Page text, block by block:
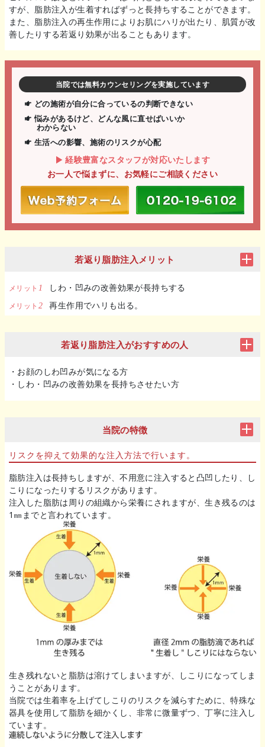
すが、脂肪注入が生着すればずっと長持ちすることができます。
また、脂肪注入の再生作用によりお肌にハリが出たり、肌質が改
善したりする若返り効果が出ることもあります。
当院では無料カウンセリングを実施しています
どの施術が自分に合っているの判断できない
悩みがあるけど、どんな風に直せばいいか
わからない
生活への影響、施術のリスクが心配
経験豊富なスタッフが対応いたします
お一人で悩まずに、お気軽にご相談ください
若返り脂肪注入メリット
しわ・凹みの改善効果が長持ちする
再生作用でハリも出る。
若返り脂肪注入がおすすめの人
・お顔のしわ凹みが気になる方
・しわ・凹みの改善効果を長持ちさせたい方
当院の特徴
リスクを抑えて効果的な注入方法で行います。
脂肪注入は長持ちしますが、不用意に注入すると凸凹したり、し
こりになったりするリスクがあります。
注入した脂肪は周りの組織から栄養にされますが、生き残るのは
1㎜までと言われています。
生き残れないと脂肪は溶けてしまいますが、しこりになってしま
うことがあります。
当院では生着率を上げてしこりのリスクを減らすために、特殊な
器具を使用して脂肪を細かくし、非常に微量ずつ、丁寧に注入し
ています。